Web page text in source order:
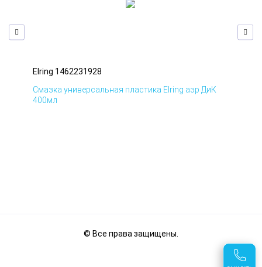
Elring 1462231928
Смазка универсальная пластика Elring аэр ДиК
400мл
© Все права защищены.